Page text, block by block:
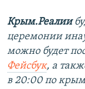
Крым.Реалии
церемонии
можно будет
Фейсбук, а
в 20:00 по